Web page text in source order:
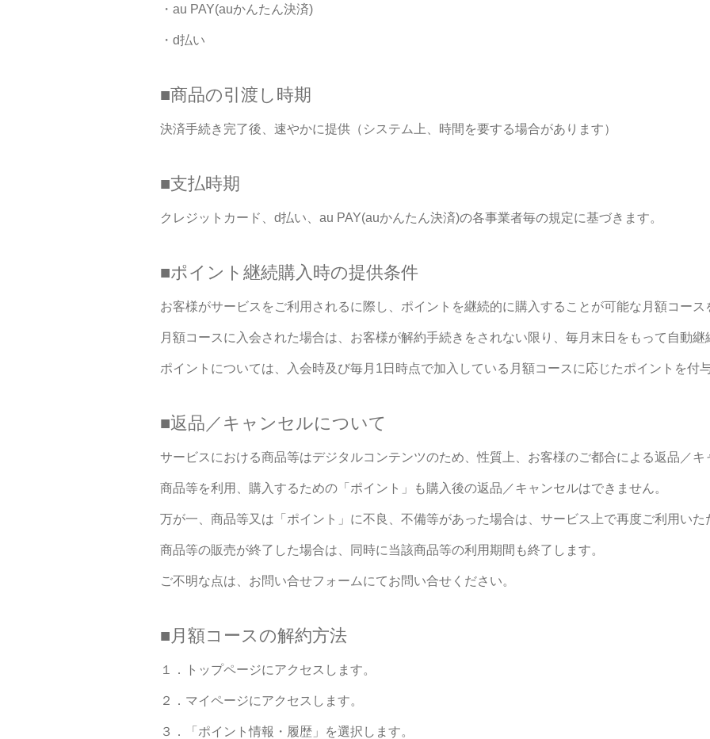
・au PAY(auかんたん決済)
・d払い
■商品の引渡し時期
決済手続き完了後、速やかに提供（システム上、時間を要する場合があります）
■支払時期
クレジットカード、d払い、au PAY(auかんたん決済)の各事業者毎の規定に基づきます。
■ポイント継続購入時の提供条件
お客様がサービスをご利用されるに際し、ポイントを継続的に購入することが可能な月額コー
月額コースに入会された場合は、お客様が解約手続きをされない限り、毎月末日をもって自動
ポイントについては、入会時及び毎月1日時点で加入している月額コースに応じたポイントを付
■返品／キャンセルについて
サービスにおける商品等はデジタルコンテンツのため、性質上、お客様のご都合による返品／
商品等を利用、購入するための「ポイント」も購入後の返品／キャンセルはできません。
万が一、商品等又は「ポイント」に不良、不備等があった場合は、サービス上で再度ご利用いた
商品等の販売が終了した場合は、同時に当該商品等の利用期間も終了します。
ご不明な点は、お問い合せフォームにてお問い合せください。
■月額コースの解約方法
１．トップページにアクセスします。
２．マイページにアクセスします。
３．「ポイント情報・履歴」を選択します。